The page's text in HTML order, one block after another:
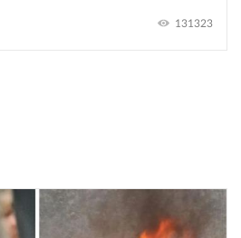
131323